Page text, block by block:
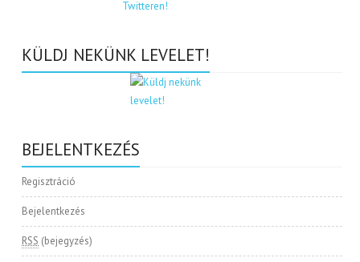
KÜLDJ NEKÜNK LEVELET!
BEJELENTKEZÉS
Regisztráció
Bejelentkezés
RSS (bejegyzés)